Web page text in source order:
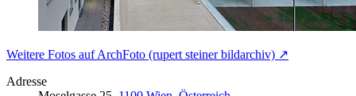
Weitere Fotos auf ArchFoto (rupert steiner bildarchiv) ↗
Adresse